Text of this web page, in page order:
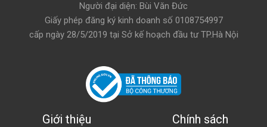
Người đại diện: Bùi Văn Đức
Giấy phép đăng ký kinh doanh số 0108754997
cấp ngày 28/5/2019 tại Sở kế hoạch đầu tư TP.Hà Nội
Giới thiệu Chính sách